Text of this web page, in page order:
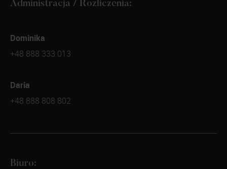
Administracja / Rozliczenia:
Dominika
+48 888 333 013
Daria
+48 888 808 802
Biuro: